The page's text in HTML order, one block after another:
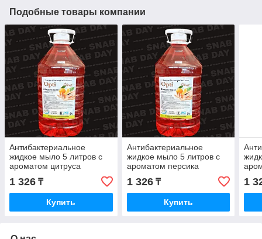
Подобные товары компании
Антибактериальное
жидкое мыло 5 литров с
ароматом цитруса
1 326 ₸
Купить
Антибактериальное
жидкое мыло 5 литров с
ароматом персика
1 326₸
Купить
1